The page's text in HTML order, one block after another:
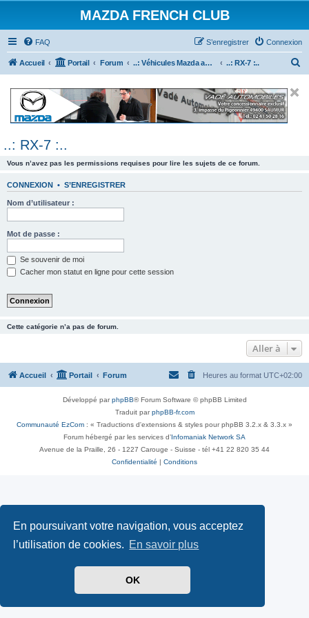
En poursuivant votre navigation, vous acceptez
l’utilisation de cookies. En savoir plus
OK
MAZDA FRENCH CLUB
FAQ Connexion
S’enregistrer
Accueil Portail Forum ..: Véhicules Mazda ancien (<2003) :.. ..: RX-7 :..
e
..: RX-7 :..
Vous n’avez pas les permissions requises pour lire les sujets de ce forum.
CONNEXION • S’ENREGISTRER
Nom d’utilisateur :
Mot de passe :
Se souvenir de moi
Cacher mon statut en ligne pour cette session
Cette catégorie n’a pas de forum.
Aller à
Accueil Portail Forum Heures au format UTC+02:00
Développé parphpBB® Forum Software © phpBB Limited
Traduit parphpBB-fr.com
Communauté EzCom : « Traductions d'extensions & styles pour phpBB 3.2.x & 3.3.x »
Forum hébergé par les services d’ Infomaniak Network SA
Avenue de la Praille, 26 - 1227 Carouge - Suisse - tél +41 22 820 35 44
Confidentialité
Conditions